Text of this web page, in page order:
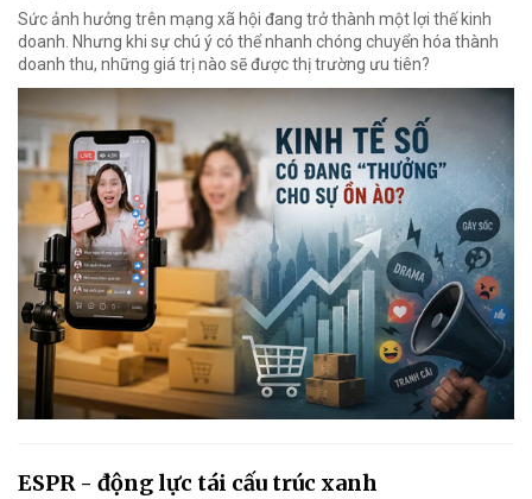
Sức ảnh hưởng trên mạng xã hội đang trở thành một lợi thế kinh
doanh. Nhưng khi sự chú ý có thể nhanh chóng chuyển hóa thành
doanh thu, những giá trị nào sẽ được thị trường ưu tiên?
ESPR - động lực tái cấu trúc xanh